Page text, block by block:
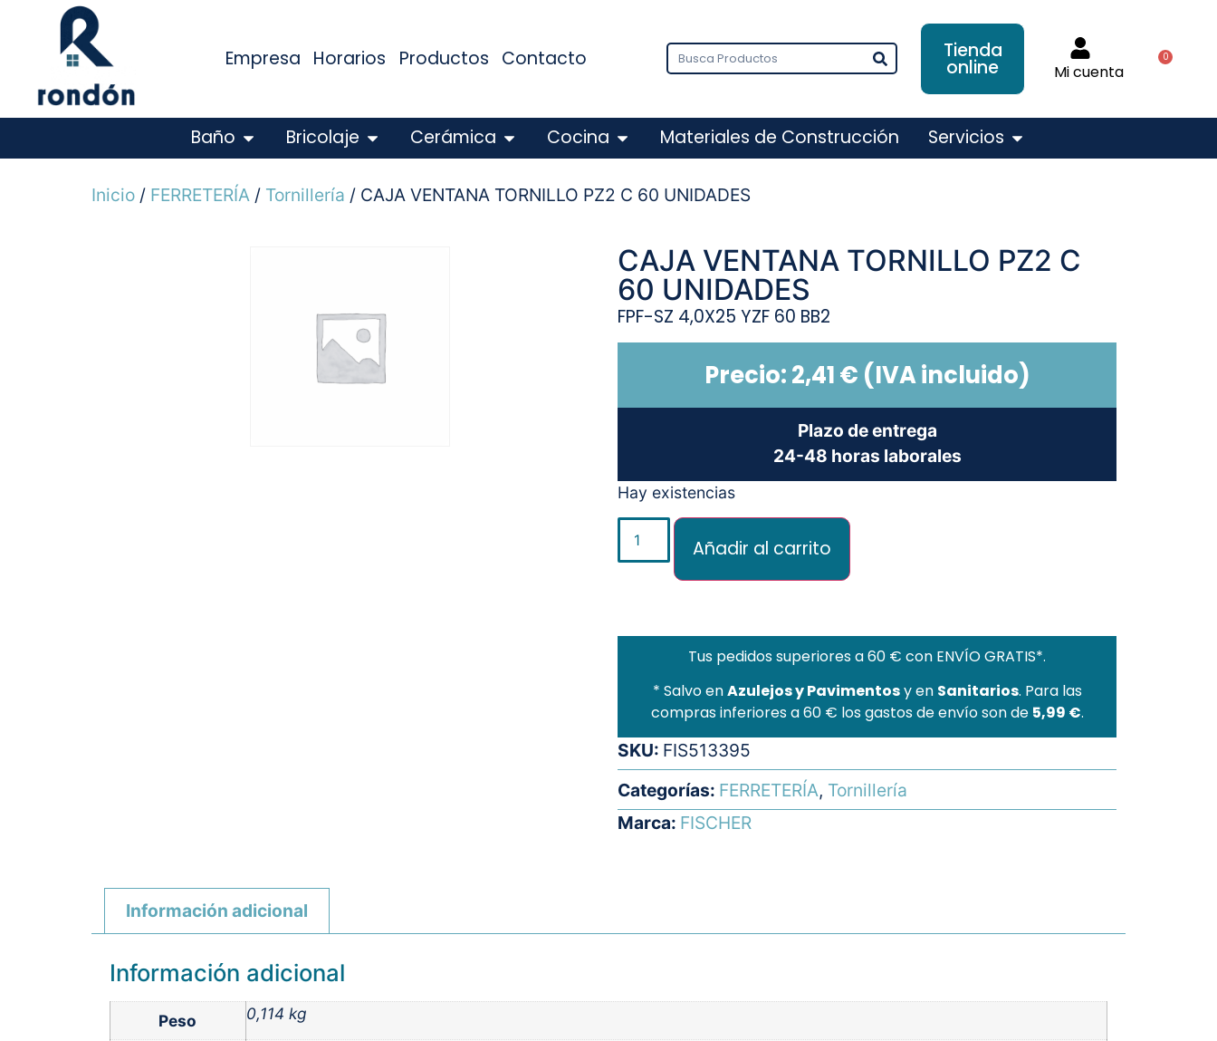
Empresa Horarios Productos Contacto Tienda
online Mi cuenta
0
Baño Bricolaje Cerámica Cocina Materiales de Construcción Servicios
Inicio/ FERRETERÍA/ Tornillería / CAJA VENTANA TORNILLO PZ2 C 60 UNIDADES
CAJA VENTANA TORNILLO PZ2 C
60 UNIDADES
FPF-SZ 4,0X25 YZF 60 BB2
Precio:2,41€ (IVA incluido)
Plazo de entrega
24-48 horas laborales
Hay existencias
Añadir al carrito
Tus pedidos superiores a 60 € con ENVÍO GRATIS*.
* Salvo enAzulejos y Pavimentosy en Sanitarios. Para las
compras inferiores a 60 € los gastos de envío son de 5,99 €.
SKU: FIS513395
Categorías: FERRETERÍA, Tornillería
Marca: FISCHER
Información adicional
Información adicional
Peso 0,114 kg